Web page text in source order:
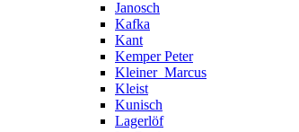
Janosch
Kafka
Kant
Kemper Peter
Kleiner_Marcus
Kleist
Kunisch
Lagerlöf